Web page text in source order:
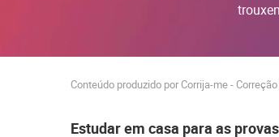
Conteúdo produzido por Corrija-me -
Estudar em casa para as